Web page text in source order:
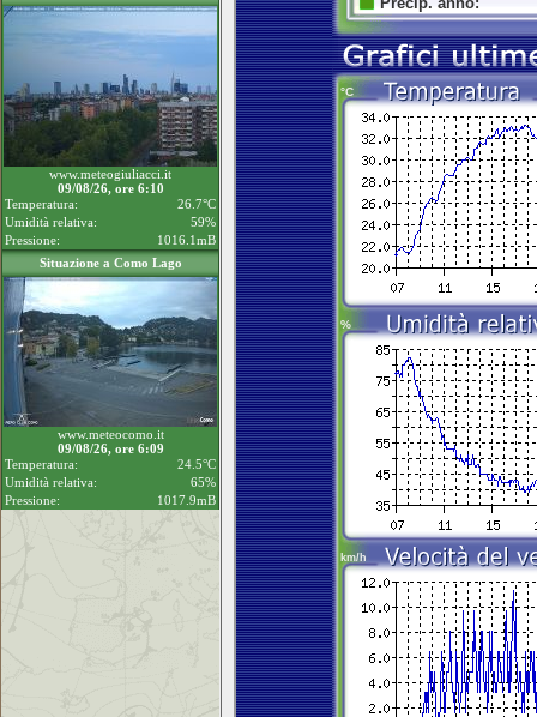
www.meteogiuliacci.it
09/08/26, ore 6:10
Temperatura:
26.7°C
Umidità relativa:
59%
Pressione:
1016.1mB
Situazione a Como Lago
www.meteocomo.it
09/08/26, ore 6:09
Temperatura:
24.5°C
Umidità relativa:
65%
Pressione:
1017.9mB